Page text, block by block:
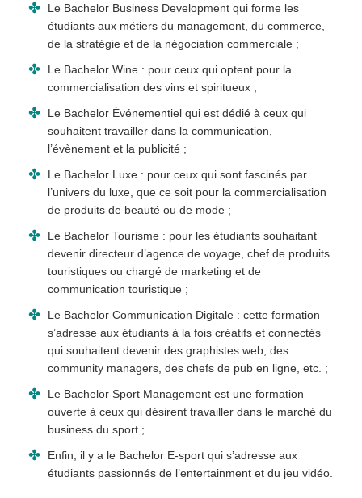
Le Bachelor Business Development qui forme les
étudiants aux métiers du management, du commerce,
de la stratégie et de la négociation commerciale ;
Le Bachelor Wine : pour ceux qui optent pour la
commercialisation des vins et spiritueux ;
Le Bachelor Événementiel qui est dédié à ceux qui
souhaitent travailler dans la communication,
l’évènement et la publicité ;
Le Bachelor Luxe : pour ceux qui sont fascinés par
l’univers du luxe, que ce soit pour la commercialisation
de produits de beauté ou de mode ;
Le Bachelor Tourisme : pour les étudiants souhaitant
devenir directeur d’agence de voyage, chef de produits
touristiques ou chargé de marketing et de
communication touristique ;
Le Bachelor Communication Digitale : cette formation
s’adresse aux étudiants à la fois créatifs et connectés
qui souhaitent devenir des graphistes web, des
community managers, des chefs de pub en ligne, etc. ;
Le Bachelor Sport Management est une formation
ouverte à ceux qui désirent travailler dans le marché du
business du sport ;
Enfin, il y a le Bachelor E-sport qui s’adresse aux
étudiants passionnés de l’entertainment et du jeu vidéo.